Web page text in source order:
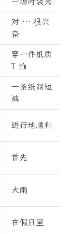
对 … 很兴
奋
穿一件纸质
T 恤
一条纸制短
裤
进行地顺利
首先
大雨
在假日里